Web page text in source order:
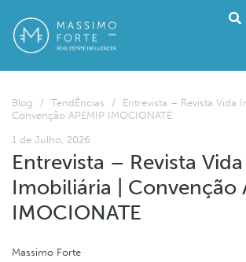
Blog / TendÊncias /
Entrevista – Revista Vida
Convenção APEMIP IMOCIONATE
1 de Julho, 2026
Entrevista – Revista Vida
Imobiliária | Convenção
IMOCIONATE
Massimo Forte